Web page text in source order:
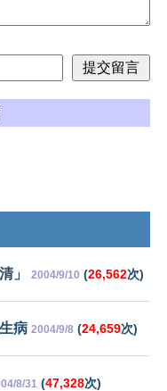
」 2004/9/10 (26,562次)
病 2004/9/8 (24,659次)
8/31 (47,328次)